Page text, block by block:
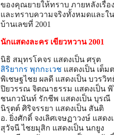
ของคุณยายให้ทราบ ภายหลังเรื่อ
และทราบความจริงทั้งหมดและใ
บ้านเลขที่ 2001
นักแสดงละคร เขียวหวาน 2001
นิธิ สมุทรโคจร แสดงเป็น ศรุต
สิริยากร พุกกะเวช แสดงเป็น เต็ม
พิเชษฐไชย ผลดี แสดงเป็น บวรวิท
ปิยวรรณ จิตณาธรรม แสดงเป็น
ชนกวนันท์ รักชีพ แสดงเป็น บุรณี
นิรุตต์ ศิริจรรยา แสดงเป็น สันติ
อ. ยิ่งศักดิ์ จงเลิศเจษฏาวงษ์ แสดง
สุวัจนี ไชยมุสิก แสดงเป็น นกยูง